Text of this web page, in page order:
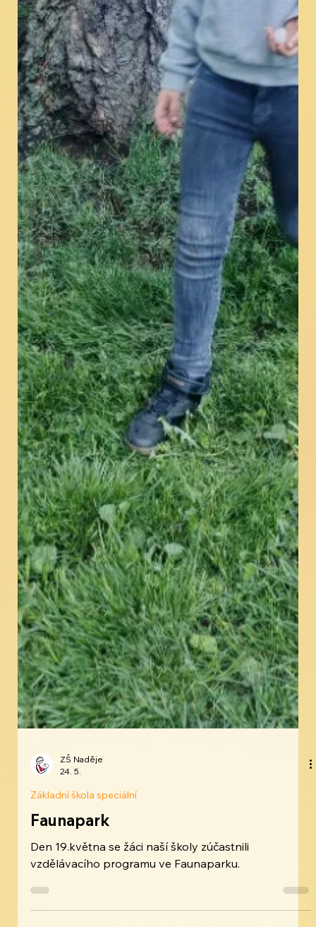
24. 5.
Základní škola speciální
Faunapark
Den 19.května se žáci naší školy zúčastnili
vzdělávacího programu ve Faunaparku.